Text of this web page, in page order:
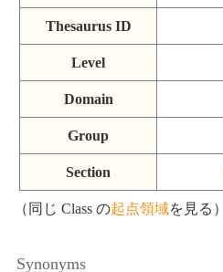
Thesaurus ID
Level
Domain
Group
Section
（同じ Class の起点領域を見る）
Synonyms